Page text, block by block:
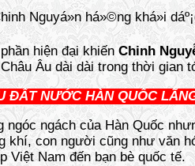
hiện đại khiến Chinh
Âu dài dài trong thời gian
ĐẤT NƯỚC HÀN QUỐC
ngách của Hàn Quốc
khí, con người cũng như văn
Việt Nam đến bạn bè quốc tế.